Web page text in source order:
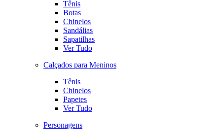
Tênis
Botas
Chinelos
Sandálias
Sapatilhas
Ver Tudo
Calçados para Meninos
Tênis
Chinelos
Papetes
Ver Tudo
Personagens